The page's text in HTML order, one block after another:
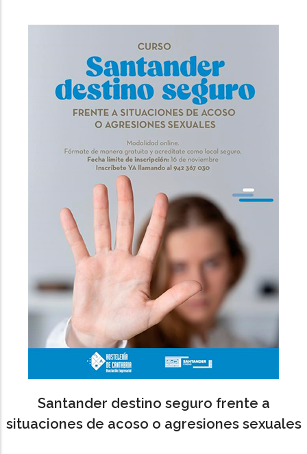
Santander destino seguro frente a
situaciones de acoso o agresiones sexuales